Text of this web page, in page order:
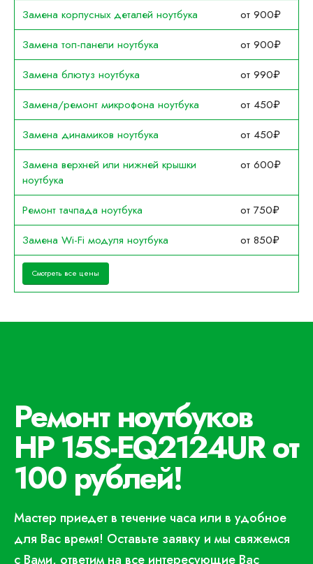
Замена корпусных деталей ноутбука
от 900₽
Замена топ-панели ноутбука
от 900₽
Замена блютуз ноутбука
от 990₽
Замена/ремонт микрофона ноутбука
от 450₽
Замена динамиков ноутбука
от 450₽
Замена верхней или нижней крышки
ноутбука
от 600₽
Ремонт тачпада ноутбука
от 750₽
Замена Wi-Fi модуля ноутбука
от 850₽
Смотреть все цены
Ремонт ноутбуков
HP 15S-EQ2124UR от
100 рублей!
Мастер приедет в течение часа или в удобное
для Вас время! Оставьте заявку и мы свяжемся
с Вами, ответим на все интересующие Вас